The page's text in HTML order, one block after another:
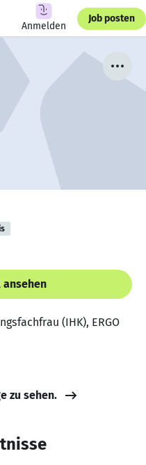
Anmelden
Job posten
ansehen
(IHK), ERGO
zu sehen.